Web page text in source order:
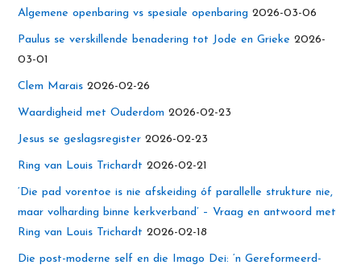
Algemene openbaring vs spesiale openbaring 2026-03-06
Paulus se verskillende benadering tot Jode en Grieke 2026-
03-01
Clem Marais 2026-02-26
Waardigheid met Ouderdom 2026-02-23
Jesus se geslagsregister 2026-02-23
Ring van Louis Trichardt 2026-02-21
‘Die pad vorentoe is nie afskeiding óf parallelle strukture nie,
maar volharding binne kerkverband’ – Vraag en antwoord met
Ring van Louis Trichardt 2026-02-18
Die post-moderne self en die Imago Dei: ‘n Gereformeerd-